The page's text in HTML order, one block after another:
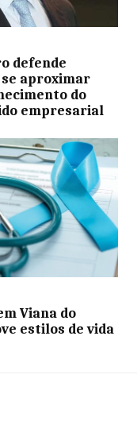
defende
se aproximar
do
empresarial
Viana do
estilos de vida